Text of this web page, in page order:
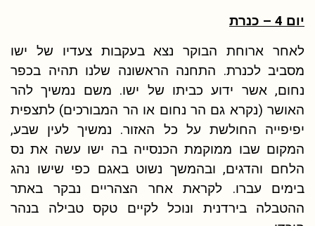
יום 4 – כנרת
לאחר ארוחת הבוקר נצא בעקבות צעדיו של ישו
מסביב לכנרת. התחנה הראשונה שלנו תהיה בכפר
נחום, אשר ידוע כביתו של ישו. משם נמשיך להר
האושר (נקרא גם הר נחום או הר המבורכים) לתצפית
יפיפייה החולשת על כל האזור. נמשיך לעין שבע,
המקום שבו ממוקמת הכנסייה בה ישו עשה את נס
הלחם והדגים, ובהמשך נשוט באגם כפי שישו נהג
בימים עברו. לקראת אחר הצהריים נבקר באתר
ההטבלה בירדנית ונוכל לקיים טקס טבילה בנהר